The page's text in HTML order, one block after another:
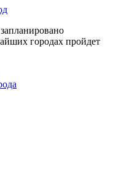
городах пройдет